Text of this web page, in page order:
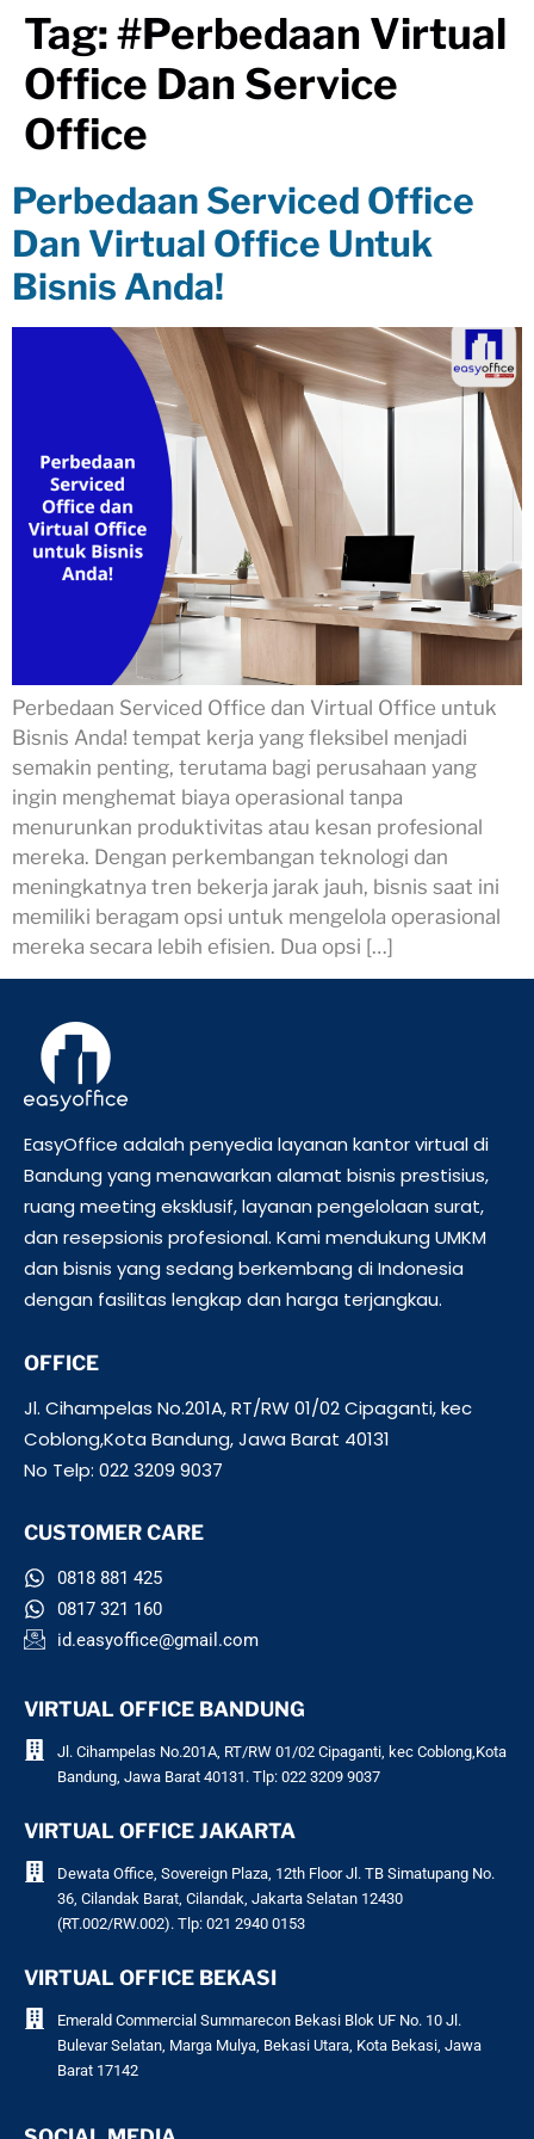
Tag:#perbedaan Virtual
Office Dan Service
Office
Perbedaan Serviced Office
Dan Virtual Office Untuk
Bisnis Anda!
Perbedaan Serviced Office dan Virtual Office untuk
Bisnis Anda! tempat kerja yang fleksibel menjadi
semakin penting, terutama bagi perusahaan yang
ingin menghemat biaya operasional tanpa
menurunkan produktivitas atau kesan profesional
mereka. Dengan perkembangan teknologi dan
meningkatnya tren bekerja jarak jauh, bisnis saat ini
memiliki beragam opsi untuk mengelola operasional
mereka secara lebih efisien. Dua opsi […]
EasyOffice adalah penyedia layanan kantor virtual di
Bandung yang menawarkan alamat bisnis prestisius,
ruang meeting eksklusif, layanan pengelolaan surat,
dan resepsionis profesional. Kami mendukung UMKM
dan bisnis yang sedang berkembang di Indonesia
dengan fasilitas lengkap dan harga terjangkau.
OFFICE
Jl. Cihampelas No.201A, RT/RW 01/02 Cipaganti, kec
Coblong,Kota Bandung, Jawa Barat 40131
No Telp: 022 3209 9037
CUSTOMER CARE
0818 881 425
0817 321 160
id.easyoffice@gmail.com
VIRTUAL OFFICE BANDUNG
Jl. Cihampelas No.201A, RT/RW 01/02 Cipaganti, kec Coblong,Kota
Bandung, Jawa Barat 40131. Tlp: 022 3209 9037
VIRTUAL OFFICE JAKARTA
Dewata Office, Sovereign Plaza, 12th Floor Jl. TB Simatupang No.
36, Cilandak Barat, Cilandak, Jakarta Selatan 12430
(RT.002/RW.002). Tlp: 021 2940 0153
VIRTUAL OFFICE BEKASI
Emerald Commercial Summarecon Bekasi Blok UF No. 10 Jl.
Bulevar Selatan, Marga Mulya, Bekasi Utara, Kota Bekasi, Jawa
Barat 17142